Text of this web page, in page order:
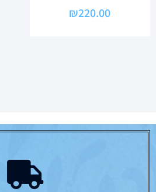
₪220.00